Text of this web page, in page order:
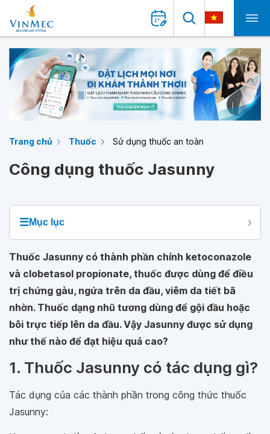
Trang chủ Thuốc Sử dụng thuốc an toàn
Công dụng thuốc Jasunny
☰Mục lục
Thuốc Jasunny có thành phần chính ketoconazole
và clobetasol propionate, thuốc được dùng để điều
trị chứng gàu, ngứa trên da đầu, viêm da tiết bã
nhờn. Thuốc dạng nhũ tương dùng để gội đầu hoặc
bôi trực tiếp lên da đầu. Vậy Jasunny được sử dụng
như thế nào để đạt hiệu quả cao?
1. Thuốc Jasunny có tác dụng gì?
Tác dụng của các thành phần trong công thức thuốc
Jasunny: